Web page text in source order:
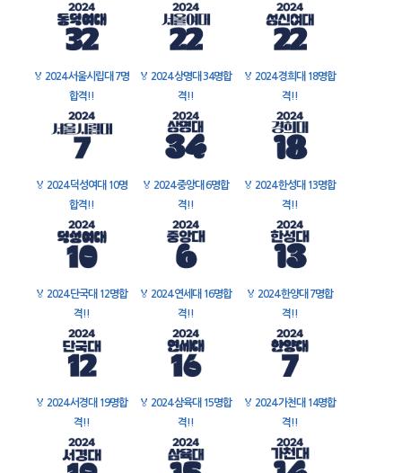
🏅 2024 서울시립대 7명
합격!!
🏅 2024 상명대 34명합
격!!
🏅 2024 경희대 18명합
격!!
🏅 2024 덕성여대 10명
합격!!
🏅 2024 중앙대 6명합
격!!
🏅 2024 한성대 13명합
격!!
🏅 2024 단국대 12명합
격!!
🏅 2024 연세대 16명합
격!!
🏅 2024 한양대 7명합
격!!
🏅 2024 서경대 19명합
격!!
🏅 2024 삼육대 15명합
격!!
🏅 2024 가천대 14명합
격!!